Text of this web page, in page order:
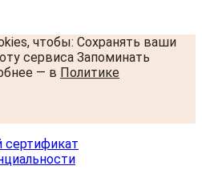
чтобы: Сохранять ваши
сервиса Запоминать
— в Политике
сертификат